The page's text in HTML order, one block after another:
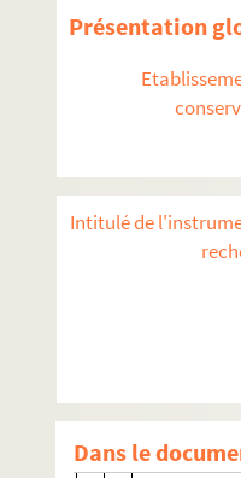
Présentation
Intitulé de
Dans le
Bulletin
Fournier
Berigten
Goos,